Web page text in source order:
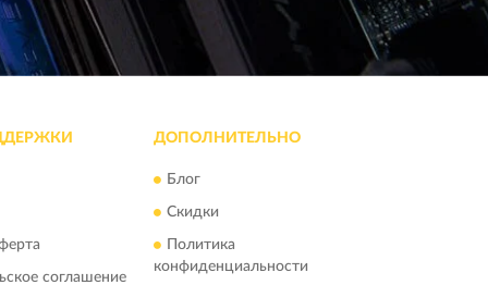
соглашение
ДОПОЛНИТЕЛЬНО
Блог
Скидки
Политика
конфиденциальности